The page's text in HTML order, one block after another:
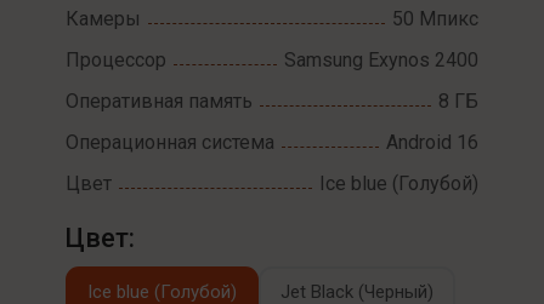
Камеры
50 Мпикс
Процессор
Samsung Exynos 2400
Оперативная память
8 ГБ
Операционная система
Android 16
Цвет
Ice blue (Голубой)
Цвет:
Ice blue (Голубой) Jet Black (Черный)